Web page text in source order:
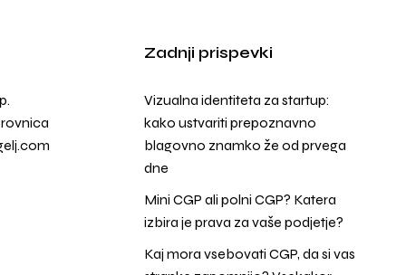
Zadnji prispevki
Vizualna identiteta za startup:
kako ustvariti prepoznavno
blagovno znamko že od prvega
dne
Mini CGP ali polni CGP? Katera
izbira je prava za vaše podjetje?
Kaj mora vsebovati CGP, da si vas